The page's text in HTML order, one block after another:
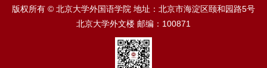
版权所有 © 北京大学外国语学院 地址：北京市海淀区颐和园路5号
北京大学外文楼 邮编：100871